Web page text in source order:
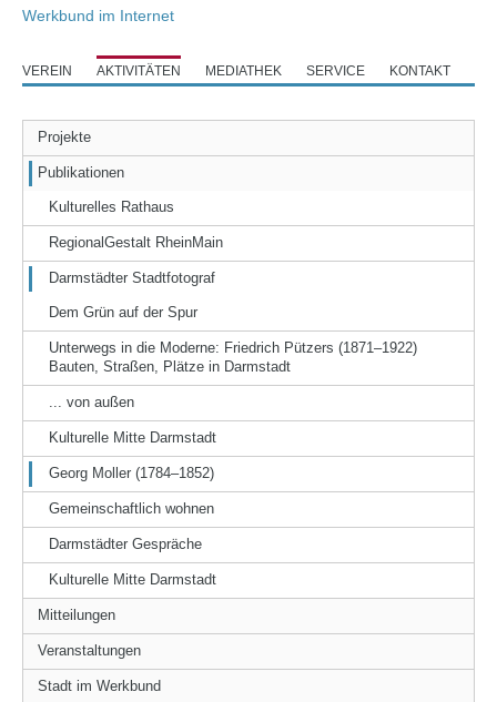
Werkbund im Internet
VEREIN AKTIVITÄTEN MEDIATHEK SERVICE KONTAKT
Projekte
Publikationen
Kulturelles Rathaus
RegionalGestalt RheinMain
Darmstädter Stadtfotograf
Dem Grün auf der Spur
Unterwegs in die Moderne: Friedrich Pützers (1871–1922)
Bauten, Straßen, Plätze in Darmstadt
... von außen
Kulturelle Mitte Darmstadt
Georg Moller (1784–1852)
Gemeinschaftlich wohnen
Darmstädter Gespräche
Kulturelle Mitte Darmstadt
Mitteilungen
Veranstaltungen
Stadt im Werkbund